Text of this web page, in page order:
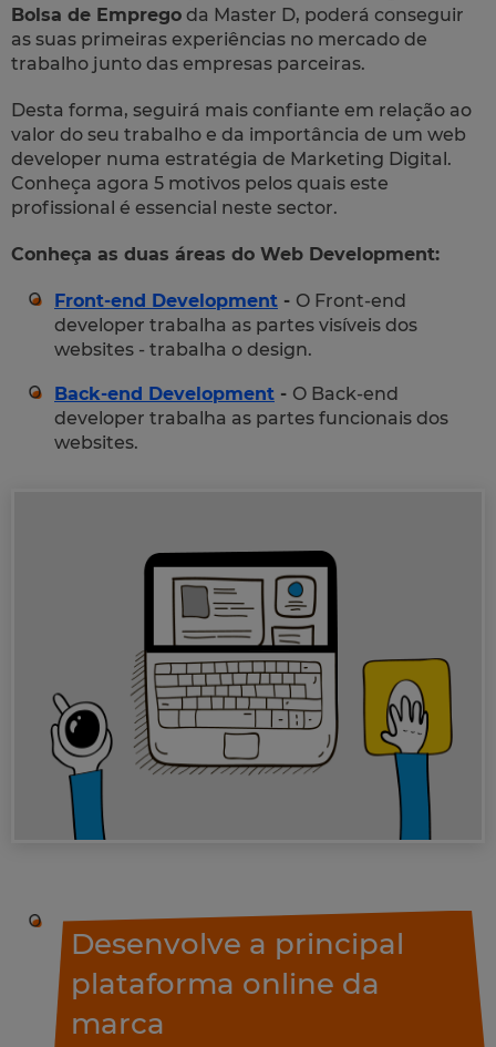
Bolsa de Emprego da Master D, poderá conseguir
as suas primeiras experiências no mercado de
trabalho junto das empresas parceiras.
Desta forma, seguirá mais confiante em relação ao
valor do seu trabalho e da importância de um web
developer numa estratégia de Marketing Digital.
Conheça agora 5 motivos pelos quais este
profissional é essencial neste sector.
Conheça as duas áreas do Web Development:
Front-end Development - O Front-end
developer trabalha as partes visíveis dos
websites - trabalha o design.
Back-end Development - O Back-end
developer trabalha as partes funcionais dos
websites.
Desenvolve a principal
plataforma online da
marca